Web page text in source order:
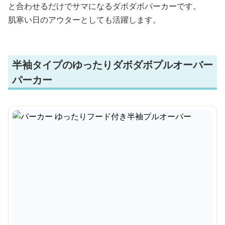
と合わせるだけでサマになるダボダボパーカーです。
肌寒い日のアウターとしても活躍します。
半袖タイプのゆったりダボダボプルオーバー
パーカー